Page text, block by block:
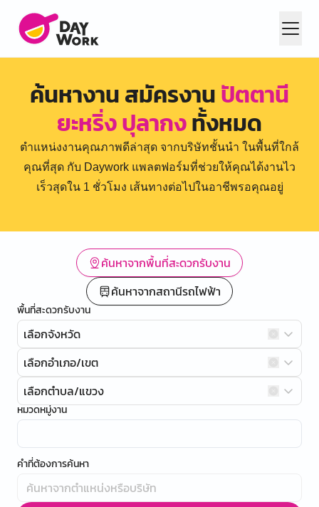
ค้นหางาน สมัครงานปัตตานี
ยะหริ่ง ปุลากงทั้งหมด
ตำแหน่งงานคุณภาพดีล่าสุด จากบริษัทชั้นนำ ในพื้นที่ใกล้
คุณที่สุด กับ Daywork แพลตฟอร์มที่ช่วยให้คุณได้งานไว
เร็วสุดใน 1 ชั่วโมง เส้นทางต่อไปในอาชีพรอคุณอยู่
ค้นหาจากพื้นที่สะดวกรับงาน
ค้นหาจากสถานีรถไฟฟ้า
พื้นที่สะดวกรับงาน
เลือกจังหวัด
เลือกอำเภอ/เขต
เลือกตำบล/แขวง
หมวดหมู่งาน
คำที่ต้องการค้นหา